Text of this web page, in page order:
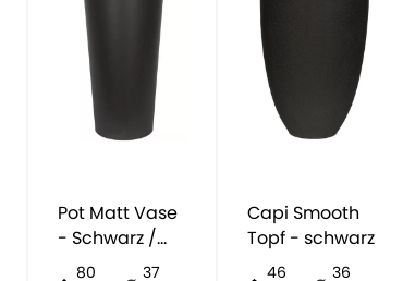
Pot Matt Vase
- Schwarz /
Anthrazit
80
37
Capi Smooth
Topf - schwarz
46
36